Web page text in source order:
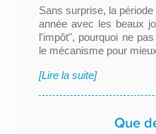
Sans surprise, la
année avec les beaux
l'impôt", pourquoi ne
le mécanisme pour
[Lire la suite]
Que